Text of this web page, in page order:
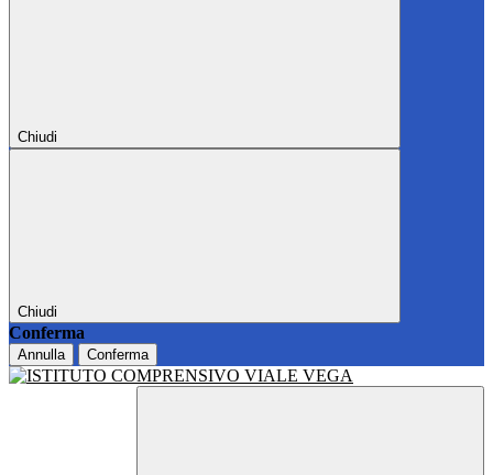
Chiudi
Chiudi
Conferma
Annulla Conferma